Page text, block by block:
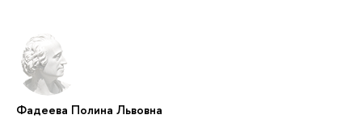
Фадеева Полина Львовна